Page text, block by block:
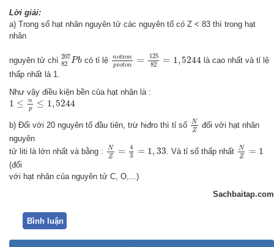
Lời giải:
a) Trong số hạt nhân nguyên tử các nguyên tố có Z < 83 thì trong hạt
nhân
nguyên tử chì 207
82 Pb
82207
có tỉ lệ notron
proton =
125
82
= 1,5244
notron ton
là cao nhất và tỉ lệ
thấp nhất là 1.
Như vậy điều kiện bền của hạt nhân là :
1 ≤
n
p
≤ 1,5244
1 n p≤1 ,5244
b) Đối với 20 nguyên tố đầu tiên, trừ hiđro thì tỉ số
N
Z
NZ
đối với hạt nhân
nguyên
tử liti là lớn nhất và bằng :
N
Z
=
4
3
= 1,33
NZ 3
. Và tỉ số thấp nhất
N
Z
= 1
NZ
(đối
với hạt nhân của nguyên tử C, O,...)
Sachbaitap.com
Bình luận